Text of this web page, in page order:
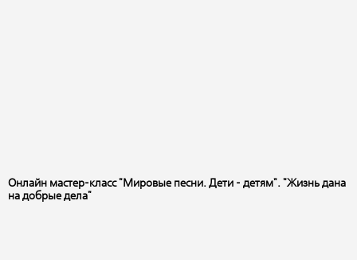
Онлайн мастер-класс "Мировые песни. Дети - детям". "Жизнь дана
на добрые дела"